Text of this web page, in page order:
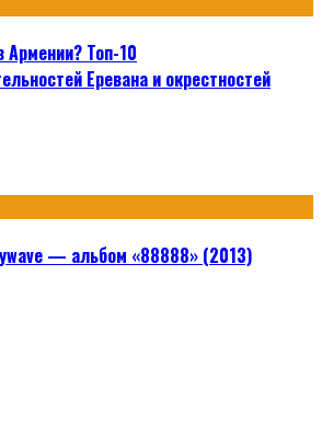
Армении? Топ-10
Еревана и окрестностей
— альбом «88888» (2013)